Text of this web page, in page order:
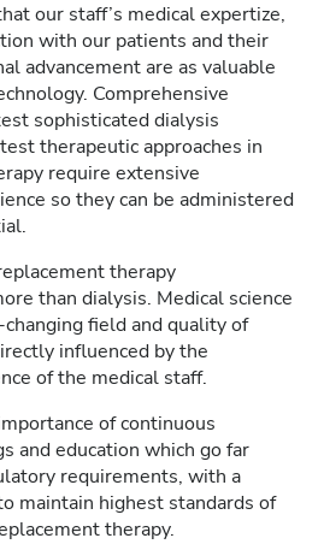
our staff’s medical expertize,
with our patients and their
advancement are as valuable
Comprehensive
sophisticated dialysis
therapeutic approaches in
require extensive
so they can be administered
therapy
than dialysis. Medical science
field and quality of
influenced by the
of the medical staff.
of continuous
and education which go far
requirements, with a
maintain highest standards of
therapy.